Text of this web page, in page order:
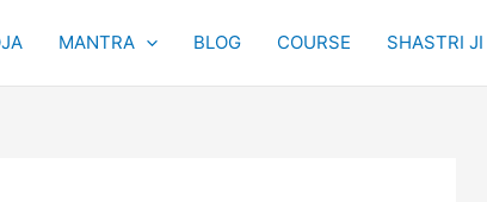
MANTRA BLOG COURSE SHASTRI JI